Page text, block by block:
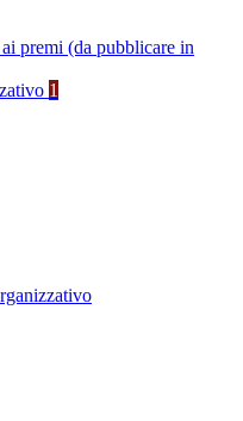
premi (da pubblicare in
1